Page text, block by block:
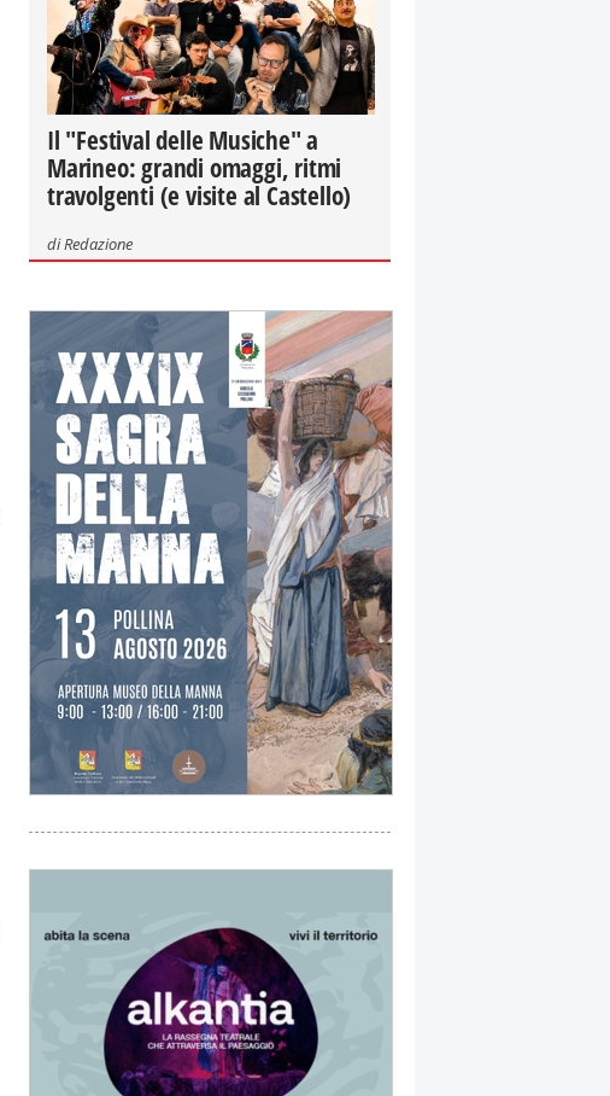
Il "Festival delle Musiche" a
Marineo: grandi omaggi, ritmi
travolgenti (e visite al Castello)
diRedazione